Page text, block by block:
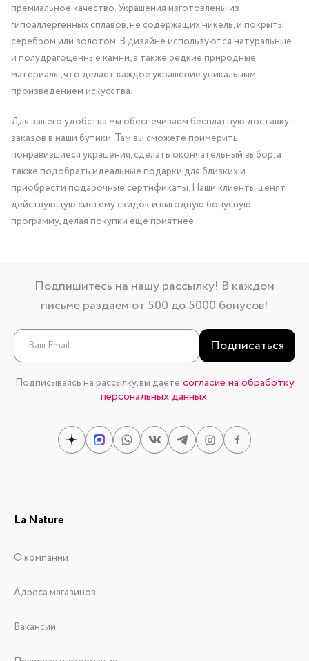
премиальное качество. Украшения изготовлены из
гипоаллергенных сплавов, не содержащих никель, и покрыты
серебром или золотом. В дизайне используются натуральные
и полудрагоценные камни, а также редкие природные
материалы, что делает каждое украшение уникальным
произведением искусства.
Для вашего удобства мы обеспечиваем бесплатную доставку
заказов в наши бутики. Там вы сможете примерить
понравившиеся украшения, сделать окончательный выбор, а
также подобрать идеальные подарки для близких и
приобрести подарочные сертификаты. Наши клиенты ценят
действующую систему скидок и выгодную бонусную
программу, делая покупки еще приятнее.
Подпишитесь на нашу рассылку! В каждом
письме раздаем от 500 до 5000 бонусов!
Подписаться
Подписываясь на рассылку, вы даете согласие на обработку
персональных данных.
La Nature
О компании
Адреса магазинов
Вакансии